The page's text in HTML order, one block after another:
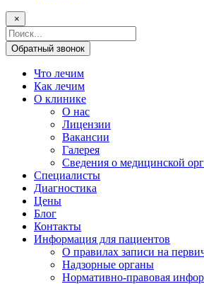
×
Поисковый
запрос
Обратный звонок
Что лечим
Как лечим
О клинике
О нас
Лицензии
Вакансии
Галерея
Сведения о медицинской
Специалисты
Диагностика
Цены
Блог
Контакты
Информация для пациентов
О правилах записи на
Надзорные органы
Нормативно-правовая